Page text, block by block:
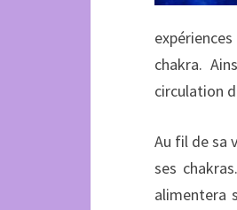
chakra.
circulation
Au fil de sa
ses
alimentera